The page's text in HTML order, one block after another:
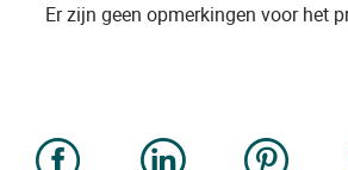
Er zijn geen opmerkingen voor het